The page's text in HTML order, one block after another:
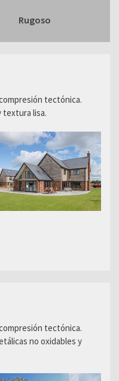
Rugoso
tectónica.
textura lisa.
tectónica.
no oxidables y